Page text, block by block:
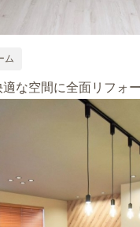
ム
な空間に全面リフォ